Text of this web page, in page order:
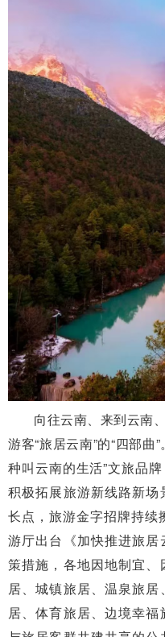
向往云南、来到云南
游客“旅居云南”的“四部曲
种叫云南的生活”文旅品
积极拓展旅游新线路新
长点，旅游金字招牌持续
游厅出台《加快推进旅
策措施，各地因地制宜
居、城镇旅居、温泉旅
居、体育旅居、边境幸